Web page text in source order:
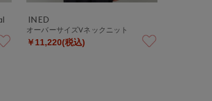
INED
オーバーサイズVネックニット
￥11,220(税込)